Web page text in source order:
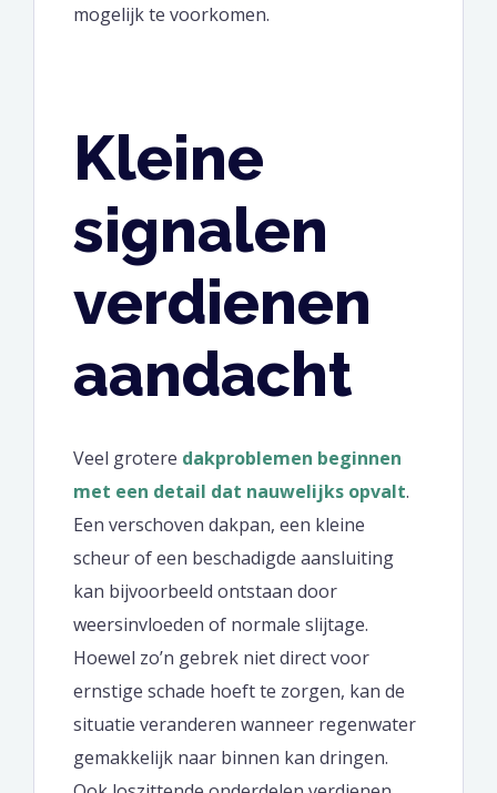
mogelijk te voorkomen.
Kleine
signalen
verdienen
aandacht
Veel grotere dakproblemen beginnen
met een detail dat nauwelijks opvalt.
Een verschoven dakpan, een kleine
scheur of een beschadigde aansluiting
kan bijvoorbeeld ontstaan door
weersinvloeden of normale slijtage.
Hoewel zo’n gebrek niet direct voor
ernstige schade hoeft te zorgen, kan de
situatie veranderen wanneer regenwater
gemakkelijk naar binnen kan dringen.